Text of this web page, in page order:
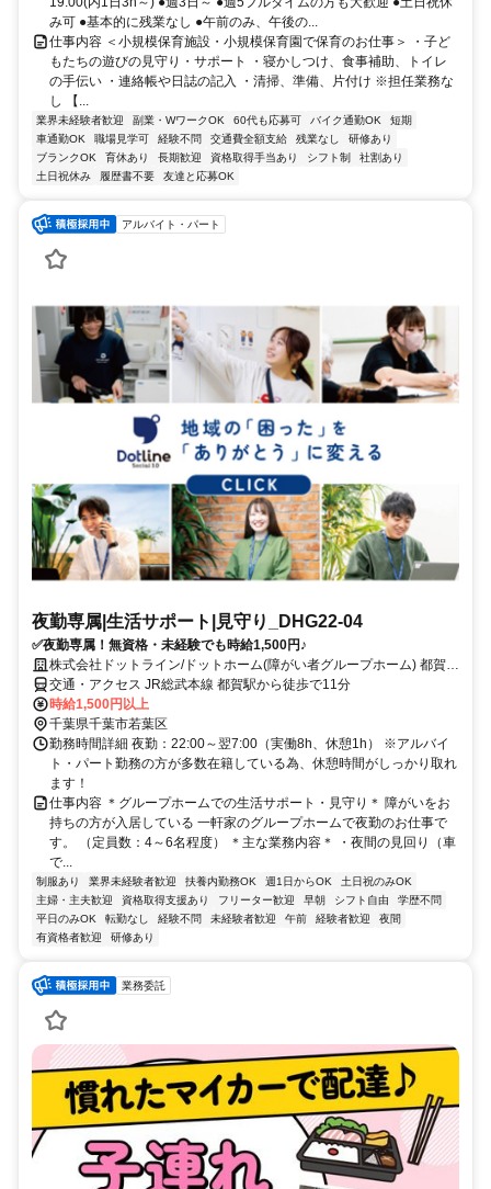
み可 ●基本的に残業なし ●午前のみ、午後の...
仕事内容 ＜小規模保育施設・小規模保育園で保育のお仕事＞ ・子ど
もたちの遊びの見守り・サポート ・寝かしつけ、食事補助、トイレ
の手伝い ・連絡帳や日誌の記入 ・清掃、準備、片付け ※担任業務な
し 【...
業界未経験者歓迎 副業・WワークOK 60代も応募可 バイク通勤OK
短期
車通勤OK
職場見学可 経験不問 交通費全額支給 残業なし
研修あり
ブランクOK
育休あり 長期歓迎 資格取得手当あり シフト制
社割あり
土日祝休み
履歴書不要 友達と応募OK
アルバイト・パート
夜勤専属|生活サポート|見守り_DHG22-04
✅夜勤専属！無資格・未経験でも時給1,500円♪
株式会社ドットライン/ドットホーム(障がい者グループホーム) 都賀第
1
交通・アクセス JR総武本線 都賀駅から徒歩で11分
時給1,500円以上
千葉県千葉市若葉区
勤務時間詳細 夜勤：22:00～翌7:00（実働8h、休憩1h） ※アルバイ
ト・パート勤務の方が多数在籍している為、休憩時間がしっかり取れ
ます！
仕事内容 ＊グループホームでの生活サポート・見守り＊ 障がいをお
持ちの方が入居している 一軒家のグループホームで夜勤のお仕事で
す。 （定員数：4～6名程度） ＊主な業務内容＊ ・夜間の見回り（車
で...
制服あり 業界未経験者歓迎 扶養内勤務OK 週1日からOK
土日祝のみOK
主婦・主夫歓迎
資格取得支援あり フリーター歓迎 早朝 シフト自由
学歴不問
平日のみOK
転勤なし 経験不問 未経験者歓迎 午前 経験者歓迎
夜間
有資格者歓迎
研修あり
業務委託